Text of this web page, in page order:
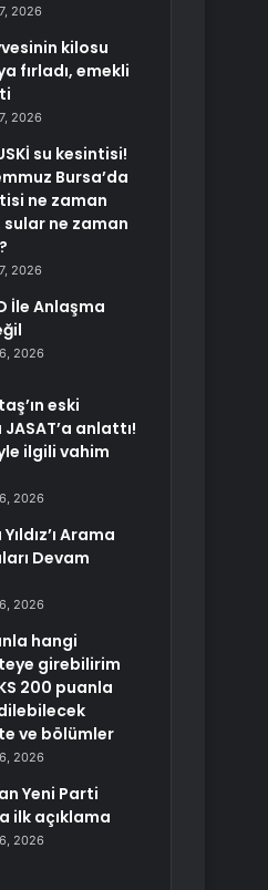
2026
kilosu
fırladı, emekli
2026
su kesintisi!
Bursa’da
ne zaman
ne zaman
2026
İle Anlaşma
2026
eski
anlattı!
ilgili vahim
2026
Arama
Devam
2026
hangi
girebilirim
200 puanla
ve bölümler
2026
Yeni Parti
ilk açıklama
2026